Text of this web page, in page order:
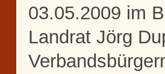
03.05.2009 im
Landrat Jörg